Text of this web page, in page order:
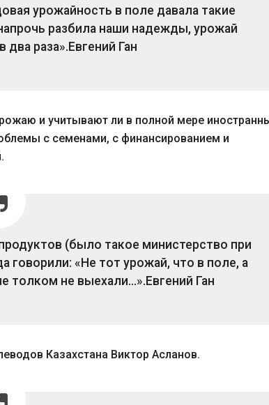
урожайность в поле давала такие
разбила наши надежды, урожай
два раза». Евгений Ган
и учитывают ли в полной мере
с семенами, с финансированием и
(было такое министерство при
говорили: «Не тот урожай, что в поле, а
толком не выехали…». Евгений Ган
Казахстана Виктор Асланов.